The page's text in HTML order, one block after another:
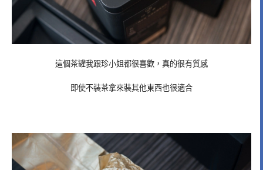
這個茶罐我跟珍小姐都很喜歡，真的很有質感
即使不裝茶拿來裝其他東西也很適合